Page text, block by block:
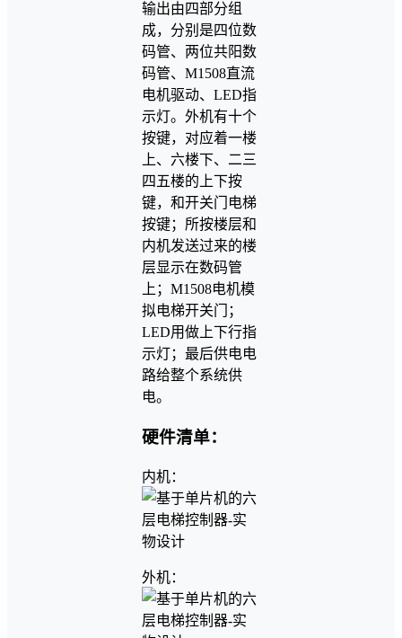
输出由四部分组
成，分别是四位数
码管、两位共阳数
码管、M1508直流
电机驱动、LED指
示灯。外机有十个
按键，对应着一楼
上、六楼下、二三
四五楼的上下按
键，和开关门电梯
按键；所按楼层和
内机发送过来的楼
层显示在数码管
上；M1508电机模
拟电梯开关门；
LED用做上下行指
示灯；最后供电电
路给整个系统供
电。
硬件清单：
内机：
外机：